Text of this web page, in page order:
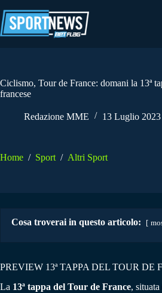
al
contenuto
Ciclismo, Tour de France: domani la 13ª
francese
Redazione MME 13 Luglio 2023
Home / Sport / Altri Sport
Cosa troverai in questo articolo:
PREVIEW 13ª TAPPA DEL TOUR DE
La 13ª tappa del Tour de France, situata